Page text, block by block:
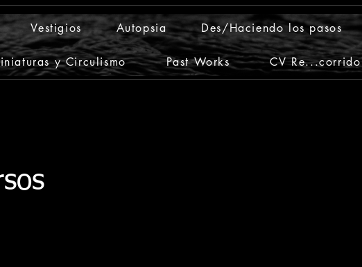
Vestigios Autopsia Des/Haciendo los pasos
y Circulismo Past Works CV Re...corrido